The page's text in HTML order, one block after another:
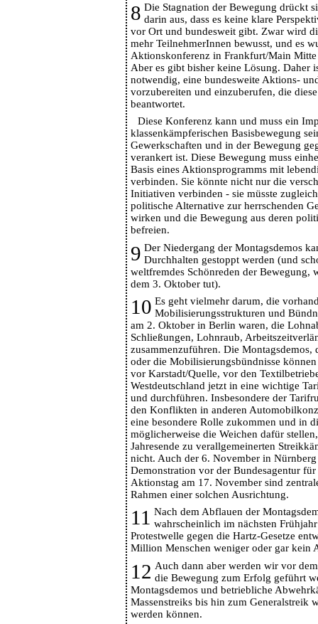
8 Die Stagnation der Bewegung drückt
darin aus, dass es keine klare
vor Ort und bundesweit gibt. Zwar wird
mehr TeilnehmerInnen bewusst, und es
Aktionskonferenz in Frankfurt/Main
Aber es gibt bisher keine Lösung. Daher
notwendig, eine bundesweite Aktions-
vorzubereiten und einzuberufen, die
beantwortet.
Diese Konferenz kann und muss ein
klassenkämpferischen Basisbewegung
Gewerkschaften und in der Bewegung
verankert ist. Diese Bewegung muss
Basis eines Aktionsprogramms mit
verbinden. Sie könnte nicht nur die
Initiativen verbinden - sie müsste
politische Alternative zur herrschenden
wirken und die Bewegung aus deren
befreien.
9 Der Niedergang der Montagsdemos
Durchhalten gestoppt werden (und
weltfremdes Schönreden der Bewegung,
dem 3. Oktober tut).
10 Es geht vielmehr darum, die
Mobilisierungsstrukturen und
am 2. Oktober in Berlin waren, die
Schließungen, Lohnraub,
zusammenzuführen. Die Montagsdemos,
oder die Mobilisierungsbündnisse
vor Karstadt/Quelle, vor den
Westdeutschland jetzt in eine wichtige
und durchführen. Insbesondere der
den Konflikten in anderen
eine besondere Rolle zukommen und in
möglicherweise die Weichen dafür
Jahresende zu verallgemeinerten
nicht. Auch der 6. November in
Demonstration vor der Bundesagentur
Aktionstag am 17. November sind
Rahmen einer solchen Ausrichtung.
11
Nach dem Abflauen der
wahrscheinlich im nächsten
Protestwelle gegen die Hartz-Gesetze
Million Menschen weniger oder gar kein
12 Auch dann aber werden wir vor
die Bewegung zum Erfolg geführt
Montagsdemos und betriebliche
Massenstreiks bis hin zum Generalstreik
werden können.